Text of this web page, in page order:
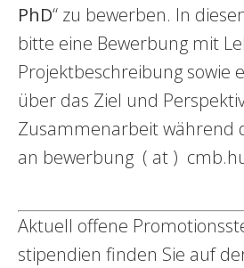
PhD“ zu bewerben. In
bitte eine Bewerbung mit
Projektbeschreibung sowie
über das Ziel und
Zusammenarbeit während
an bewerbung ( at )
Aktuell offene
stipendien finden Sie auf